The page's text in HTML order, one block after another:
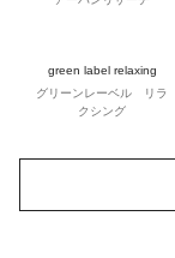
green label relaxing
グリーンレーベル リラ
クシング